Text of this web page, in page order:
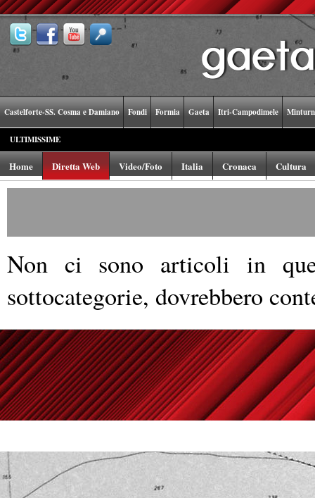
Castelforte-SS. Cosma e Damiano Fondi Formia Gaeta Itri-Campodimele
ULTIMISSIME
Home Diretta Web Video/Foto Italia Cronaca Cultura
Non ci sono articoli in
sottocategorie, dovrebbero